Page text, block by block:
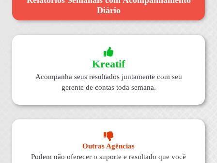
Diário
Kreatif
Acompanha seus resultados juntamente com seu
gerente de contas toda semana.
Outras Agências
Podem não oferecer o suporte e resultado que você